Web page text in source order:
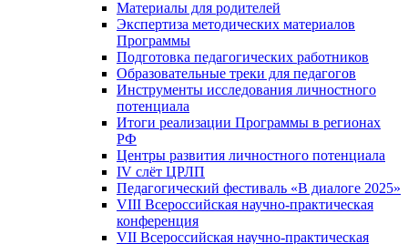
Материалы для родителей
Экспертиза методических материалов
Программы
Подготовка педагогических работников
Образовательные треки для педагогов
Инструменты исследования личностного
потенциала
Итоги реализации Программы в регионах
РФ
Центры развития личностного потенциала
IV слёт ЦРЛП
Педагогический фестиваль «В диалоге 2025»
VIII Всероссийская научно-практическая
конференция
VII Всероссийская научно-практическая